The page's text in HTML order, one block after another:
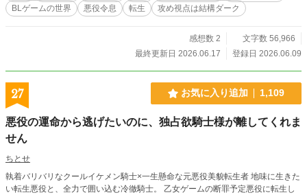
BLゲームの世界
悪役令息 転生 攻め視点は結構ダーク
感想数 2
文字数 56,966
最終更新日 2026.06.17
登録日 2026.06.09
27 お気に入り追加 1,109
悪役の運命から逃げたいのに、独占欲騎士様が離してくれま
せん
ちとせ
執着バリバリなクールイケメン騎士×一生懸命な元悪役美貌転生者 地味に生きた
い転生悪役と、全力で囲い込む冷徹騎士。 乙女ゲームの断罪予定悪役に転生し